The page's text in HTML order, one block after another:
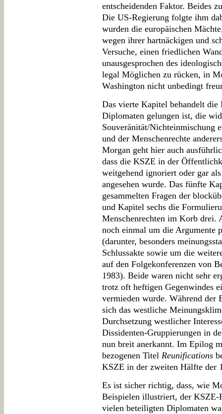
entscheidenden Faktor. Beides
Die US-Regierung folgte ihm
wurden die europäischen
wegen ihrer hartnäckigen und
Versuche, einen friedlichen
unausgesprochen des
legal Möglichen zu rücken, in
Washington nicht unbedingt
Das vierte Kapitel behandelt
Diplomaten gelungen ist, die
Souveränität/Nichteinmischung
und der Menschenrechte
Morgan geht hier auch
dass die KSZE in der
weitgehend ignoriert oder gar
angesehen wurde. Das fünfte
gesammelten Fragen der
und Kapitel sechs die
Menschenrechten im Korb drei.
noch einmal um die Argumente
(darunter, besonders
Schlussakte sowie um die
auf den Folgekonferenzen von
1983). Beide waren nicht sehr
trotz oft heftigen Gegenwindes
vermieden wurde. Während der
sich das westliche
Durchsetzung westlicher
Dissidenten-Gruppierungen in
nun breit anerkannt. Im Epilog
bezogenen Titel Reunifications
KSZE in der zweiten Hälfte der
Es ist sicher richtig, dass, wie
Beispielen illustriert, der KSZE-
vielen beteiligten Diplomaten